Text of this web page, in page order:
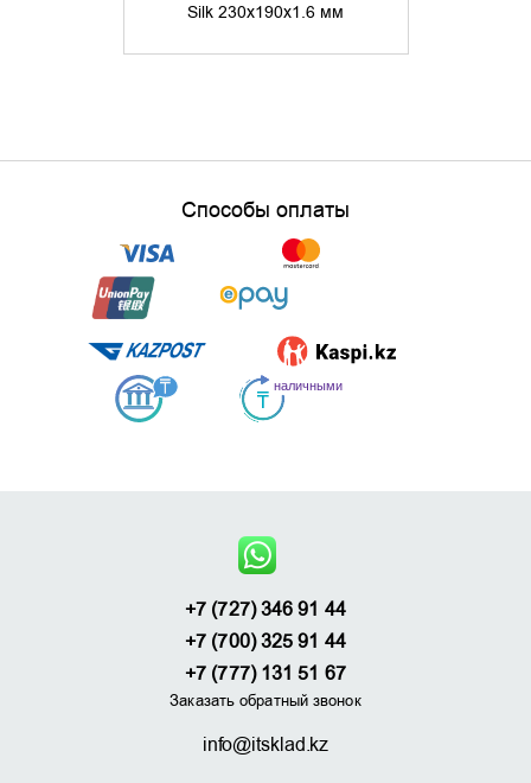
Silk 230x190x1.6 мм
Способы оплаты
+7 (727) 346 91 44
+7 (700) 325 91 44
+7 (777) 131 51 67
Заказать обратный звонок
info@itsklad.kz